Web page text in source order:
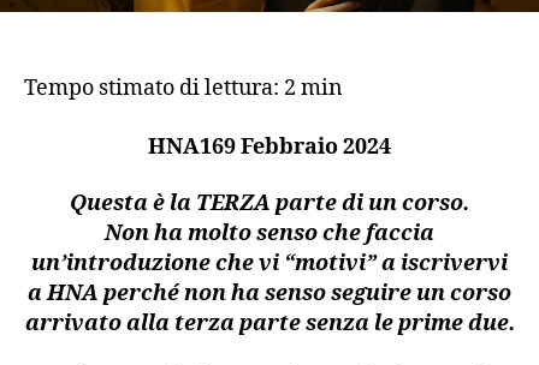
Tempo stimato di lettura: 2 min
HNA169 Febbraio 2024
Questa è la TERZA parte di un corso.
Non ha molto senso che faccia
un’introduzione che vi “motivi” a iscrivervi
a HNA perché non ha senso seguire un corso
arrivato alla terza parte senza le prime due.